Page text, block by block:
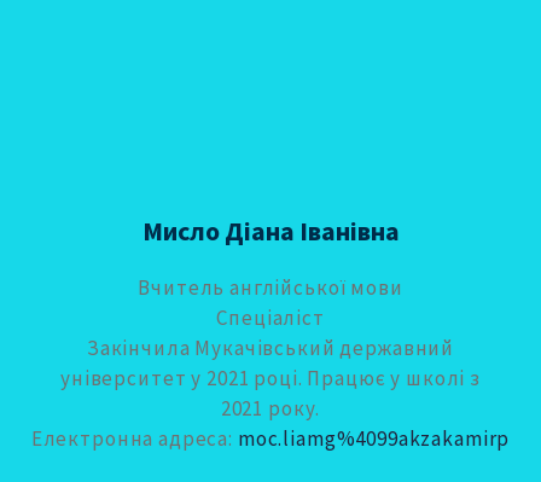
Мисло Діана Іванівна
Вчитель англійської мови
Спеціаліст
Закінчила Мукачівський державний
університет у 2021 році. Працює у школі з
2021 року.
Електронна адреса: moc.liamg%4099akzakamirp